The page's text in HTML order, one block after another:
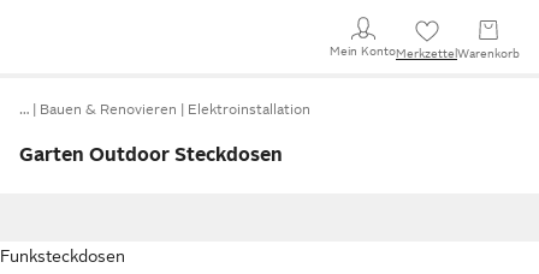
Mein KontoMerkzettel Warenkorb
… Bauen & Renovieren Elektroinstallation
Garten Outdoor Steckdosen
Funksteckdosen